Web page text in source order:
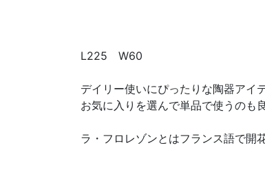
L225 W60
デイリー使いにぴったりな陶器アイテ
お気に入りを選んで単品で使うのも
ラ・フロレゾンとはフランス語で開